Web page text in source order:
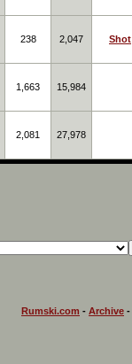
238 2,047 Shot
1,663 15,984
2,081 27,978
Rumski.com - Archive -